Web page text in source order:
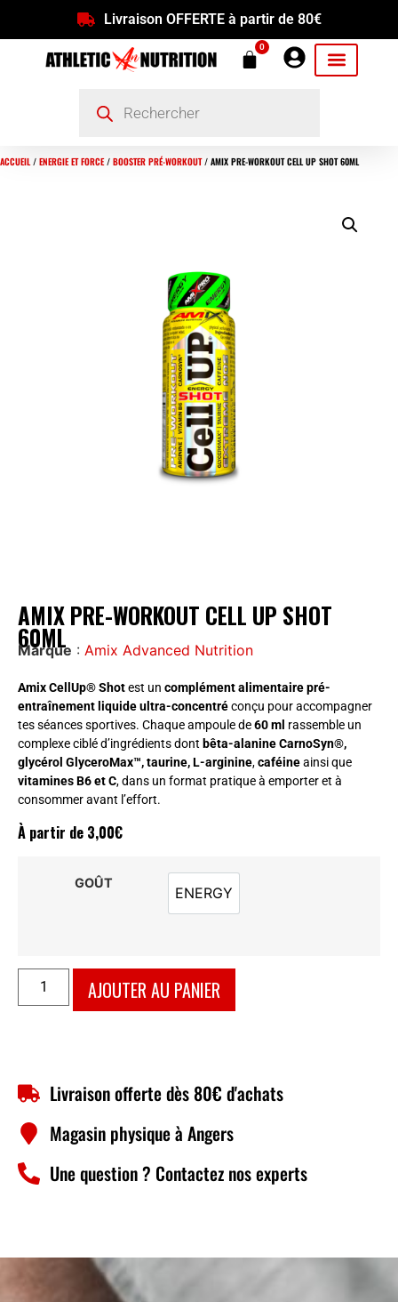
Livraison OFFERTE à partir de 80€
0
ACCUEIL/ ENERGIE ET FORCE/ BOOSTER PRÉ-WORKOUT/ AMIX PRE-WORKOUT CELL UP SHOT 60ML
AMIX PRE-WORKOUT CELL UP SHOT
60ML
Marque : Amix Advanced Nutrition
Amix CellUp® Shotest un complément alimentaire pré-
entraînement liquide ultra-concentréconçu pour accompagner
tes séances sportives. Chaque ampoule de60 ml rassemble un
complexe ciblé d’ingrédients dont bêta-alanine CarnoSyn®,
glycérol GlyceroMax™, taurine, L-arginine,caféineainsi que
vitamines B6 et C, dans un format pratique à emporter et à
consommer avant l’effort.
À partir de 3,00€
GOÛT
ENERGY
ENERGY
AJOUTER AU PANIER
Livraison offerte dès 80€ d'achats
Magasin physique à Angers
Une question ? Contactez nos experts